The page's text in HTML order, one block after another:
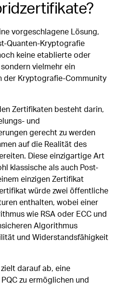
vorgeschlagene Lösung,
Quanten-Kryptografie
keine etablierte oder
vielmehr ein
der Kryptografie-Community
Zertifikaten besteht darin,
und
gerecht zu werden
auf die Realität des
Diese einzigartige Art
klassische als auch Post-
einzigen Zertifikat
würde zwei öffentliche
enthalten, wobei einer
wie RSA oder ECC und
Algorithmus
und Widerstandsfähigkeit
darauf ab, eine
zu ermöglichen und